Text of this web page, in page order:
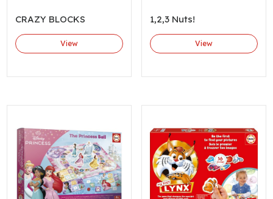
CRAZY BLOCKS
View
1,2,3 Nuts!
View